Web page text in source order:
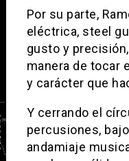
Por su parte,
eléctrica, steel
gusto y
manera de tocar
y carácter que
Y cerrando el
percusiones,
andamiaje